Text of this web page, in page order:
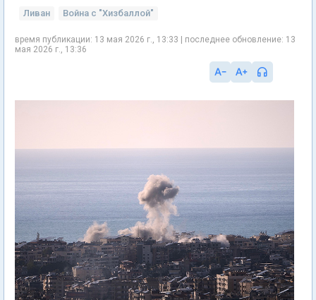
Ливан Война с "Хизбаллой"
время публикации: 13 мая 2026 г., 13:33 | последнее обновление: 13
мая 2026 г., 13:36